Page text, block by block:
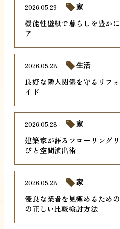
機能性壁紙で暮らしを豊か
ア
2026.05.29 家
良好な隣人関係を守るリフ
イド
2026.05.28 生活
建築家が語るフローリング
びと空間演出術
2026.05.28 家
優良な業者を見極めるため
の正しい比較検討方法
2026.05.28 家